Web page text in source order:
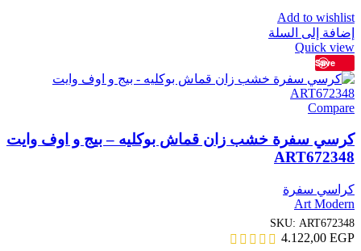
Add to wishlist
إضافة إلى السلة
Quick view
Save
Compare
كرسي سفرة خشب زان قماش بوكليه – بيج و اوف وايت
ART672348
كراسي سفرة
Art Modern
SKU: ART672348
4.122,00 EGP